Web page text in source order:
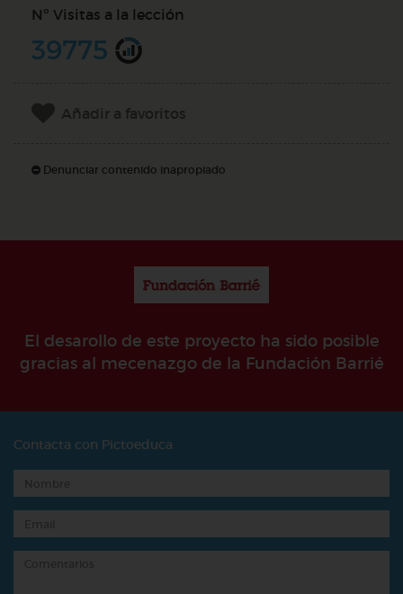
Nº Visitas a la lección
39775
Añadir a favoritos
Denunciar contenido inapropiado
El desarollo de este proyecto ha sido posible
gracias al mecenazgo de la Fundación Barrié
Contacta con Pictoeduca